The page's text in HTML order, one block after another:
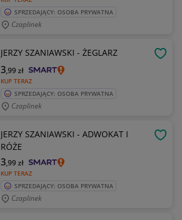
SPRZEDAJĄCY: OSOBA PRYWATNA
Czaplinek
JERZY SZANIAWSKI - ŻEGLARZ
KUP TERAZ
3,99zł
SPRZEDAJĄCY: OSOBA PRYWATNA
Czaplinek
JERZY SZANIAWSKI - ADWOKAT I
RÓŻE
KUP TERAZ
3,99zł
SPRZEDAJĄCY: OSOBA PRYWATNA
Czaplinek